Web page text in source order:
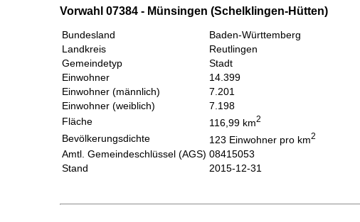
Vorwahl 07384 - Münsingen (Schelklingen-Hütten)
Bundesland
Baden-Württemberg
Landkreis
Reutlingen
Gemeindetyp
Stadt
Einwohner
14.399
Einwohner (männlich)
7.201
Einwohner (weiblich)
7.198
Fläche
116,99 km2
Bevölkerungsdichte 123 Einwohner pro km2
Amtl. Gemeindeschlüssel (AGS) 08415053
Stand
2015-12-31